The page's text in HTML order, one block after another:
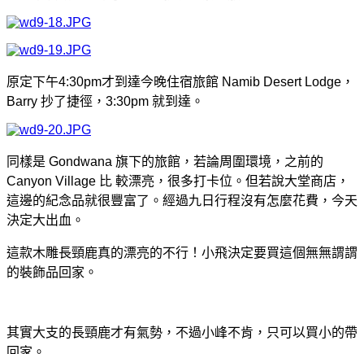
原定下午4:30pm才到達今晚住宿旅館 Namib Desert Lodge，
Barry 抄了捷徑，3:30pm 就到達。
同樣是 Gondwana 旗下的旅館，若論周圍環境，之前的
Canyon Village 比 較漂亮，很多打卡位。但若說大堂商店，
這邊的紀念品就很豐富了。經過九日行程沒有怎麼花費，今天
決定大出血。
這款木雕長頸鹿真的漂亮的不行！小飛決定要買這個無無謂謂
的裝飾品回家。
其實大支的長頸鹿才有氣勢，不過小峰不肯，只可以買小的帶